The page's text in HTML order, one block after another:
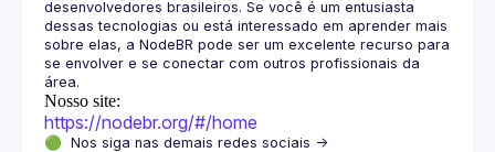
desenvolvedores brasileiros. Se você é um entusiasta
dessas tecnologias ou está interessado em aprender mais
sobre elas, a NodeBR pode ser um excelente recurso para
se envolver e se conectar com outros profissionais da
Nosso site:
https://nodebr.org/#/home